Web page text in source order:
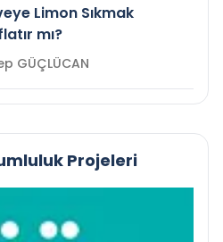
Limon Sıkmak
mı?
Zeynep GÜÇLÜCAN
Projeleri